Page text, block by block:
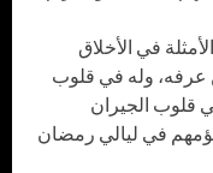
في الأخلاق
عرفه، وله في قلوب
قلوب الجيران
في ليالي رمضان